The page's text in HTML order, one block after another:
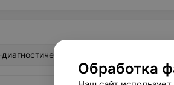
центр, ул. Иркутско-
Обработка